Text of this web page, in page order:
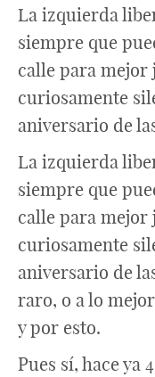
La izquierda
siempre que
calle para mejor
curiosamente
aniversario de
La izquierda
siempre que
calle para mejor
curiosamente
aniversario de
raro, o a lo
y por esto.
Pues sí, hace ya